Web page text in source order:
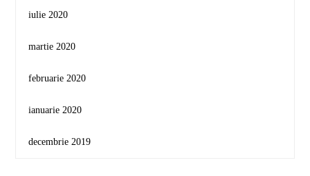
iulie 2020
martie 2020
februarie 2020
ianuarie 2020
decembrie 2019